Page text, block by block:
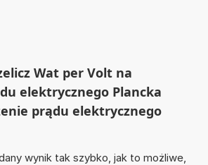
Wat per Volt na
elektrycznego Plancka
prądu elektrycznego
wynik tak szybko, jak to możliwe,